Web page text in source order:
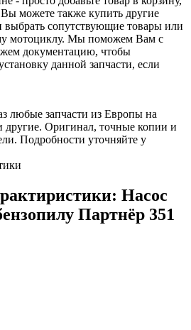
можете также купить другие
выбрать сопутствующие товары или
мотоциклу. Мы поможем Вам с
документацию, чтобы
данной запчасти, если
любые запчасти из Европы на
другие. Оригинал, точные копии и
Подробности уточняйте у
Насос
Партнёр 351